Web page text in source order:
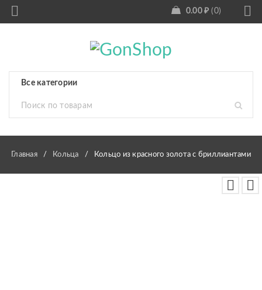
0.00 ₽ 0
Главная / Кольца / Кольцо из красного золота с бриллиантами